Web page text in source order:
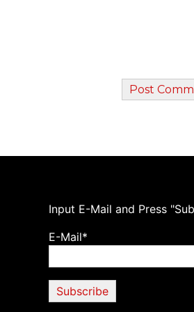
Ιnput E-Mail and Press
E-Mail*